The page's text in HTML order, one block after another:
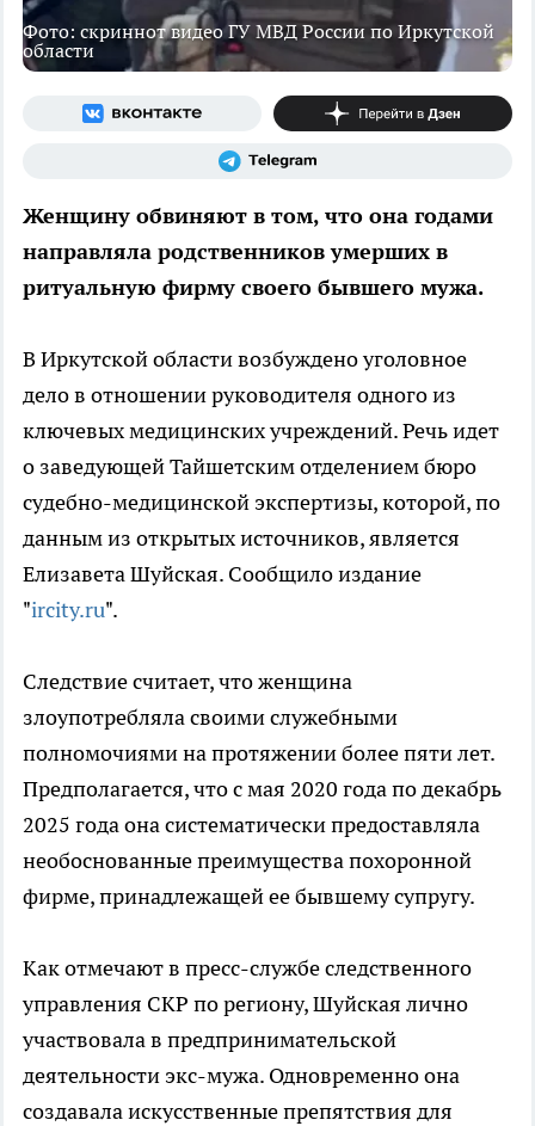
Фото: скриннот видео ГУ МВД России по Иркутской
области
Женщину обвиняют в том, что она годами
направляла родственников умерших в
ритуальную фирму своего бывшего мужа.
В Иркутской области возбуждено уголовное
дело в отношении руководителя одного из
ключевых медицинских учреждений. Речь идет
о заведующей Тайшетским отделением бюро
судебно-медицинской экспертизы, которой, по
данным из открытых источников, является
Елизавета Шуйская. Сообщило издание
"ircity.ru".
Следствие считает, что женщина
злоупотребляла своими служебными
полномочиями на протяжении более пяти лет.
Предполагается, что с мая 2020 года по декабрь
2025 года она систематически предоставляла
необоснованные преимущества похоронной
фирме, принадлежащей ее бывшему супругу.
Как отмечают в пресс-службе следственного
управления СКР по региону, Шуйская лично
участвовала в предпринимательской
деятельности экс-мужа. Одновременно она
создавала искусственные препятствия для